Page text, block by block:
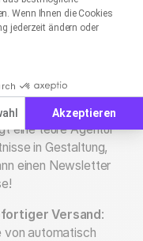
Wenn Ihnen die Cookies
jederzeit ändern oder
Akzeptieren
sein soll, können
und
zu erstellen,
eine teure Agentur
in Gestaltung,
einen Newsletter
Versand:
von automatisch